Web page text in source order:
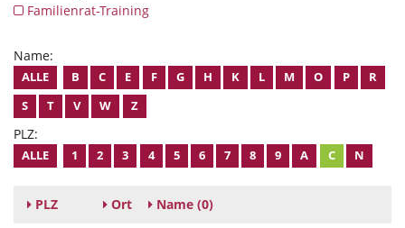
Familienrat-Training
Name:
ALLE B C E F G H K L M O P
R
S
T V W Z
PLZ:
ALLE 1 2 3 4 5 6 7 8 9 A C N
PLZ Ort Name (0)